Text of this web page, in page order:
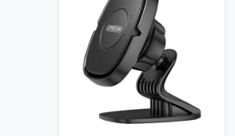
لوازم جانبی